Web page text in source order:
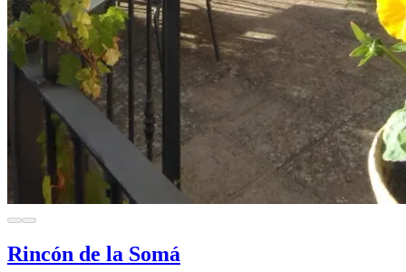
Rincón de la Somá